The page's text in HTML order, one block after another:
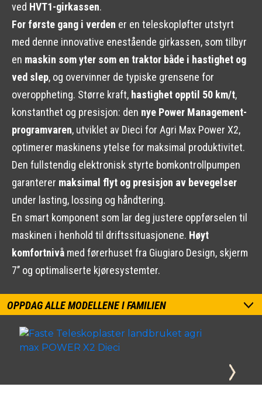
ved HVT1-girkassen.
For første gang i verden er en teleskopløfter utstyrt
med denne innovative enestående girkassen, som tilbyr
en maskin som yter som en traktor både i hastighet og
ved slep, og overvinner de typiske grensene for
overoppheting. Større kraft, hastighet opptil 50 km/t,
konstanthet og presisjon: den nye Power Management-
programvaren, utviklet av Dieci for Agri Max Power X2,
optimerer maskinens ytelse for maksimal produktivitet.
Den fullstendig elektronisk styrte bomkontrollpumpen
garanterer maksimal flyt og presisjon av bevegelser
under lasting, lossing og håndtering.
En smart komponent som lar deg justere oppførselen til
maskinen i henhold til driftssituasjonene. Høyt
komfortnivå med førerhuset fra Giugiaro Design, skjerm
7’’ og optimaliserte kjøresystemter.
OPPDAG ALLE MODELLENE I FAMILIEN